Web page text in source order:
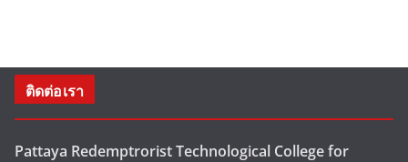
ติดต่อเรา
Pattaya Redemptrorist Technological College for